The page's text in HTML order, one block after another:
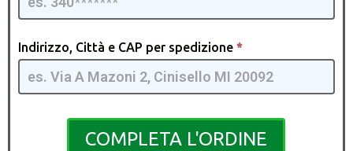
Indirizzo, Città e CAP per spedizione *
COMPLETA L'ORDINE